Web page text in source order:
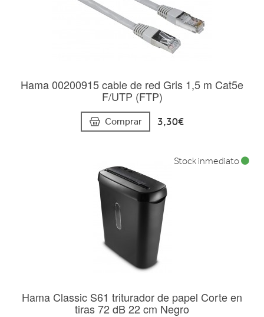
Hama 00200915 cable de red Gris 1,5 m Cat5e
F/UTP (FTP)
Comprar 3,30€
Hama Classic S61 triturador de papel Corte en
tiras 72 dB 22 cm Negro
Stock inmediato